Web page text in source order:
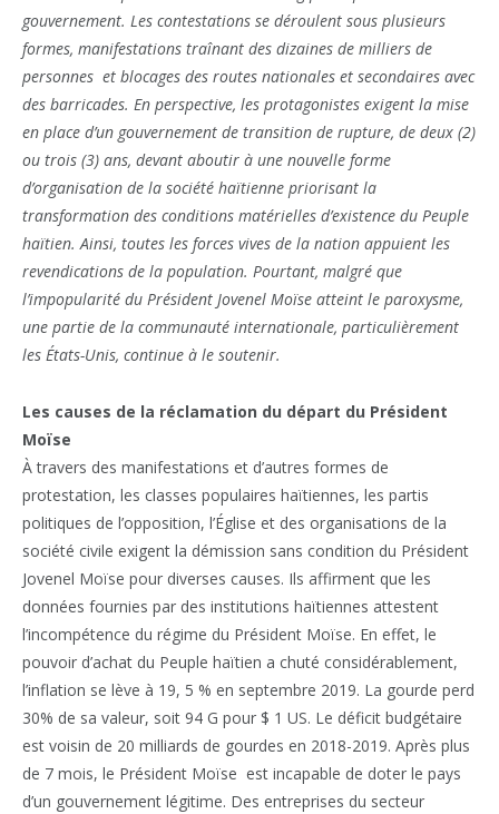
gouvernement. Les contestations se déroulent sous plusieurs
formes, manifestations traînant des dizaines de milliers de
personnes et blocages des routes nationales et secondaires avec
des barricades. En perspective, les protagonistes exigent la mise
en place d’un gouvernement de transition de rupture, de deux (2)
ou trois (3) ans, devant aboutir à une nouvelle forme
d’organisation de la société haïtienne priorisant la
transformation des conditions matérielles d’existence du Peuple
haïtien. Ainsi, toutes les forces vives de la nation appuient les
revendications de la population. Pourtant, malgré que
l’impopularité du Président Jovenel Moïse atteint le paroxysme,
une partie de la communauté internationale, particulièrement
les États-Unis, continue à le soutenir.
Les causes de la réclamation du départ du Président
Moïse
À travers des manifestations et d’autres formes de
protestation, les classes populaires haïtiennes, les partis
politiques de l’opposition, l’Église et des organisations de la
société civile exigent la démission sans condition du Président
Jovenel Moïse pour diverses causes. Ils affirment que les
données fournies par des institutions haïtiennes attestent
l’incompétence du régime du Président Moïse. En effet, le
pouvoir d’achat du Peuple haïtien a chuté considérablement,
l’inflation se lève à 19, 5 % en septembre 2019. La gourde perd
30% de sa valeur, soit 94 G pour $ 1 US. Le déficit budgétaire
est voisin de 20 milliards de gourdes en 2018-2019. Après plus
de 7 mois, le Président Moïse est incapable de doter le pays
d’un gouvernement légitime. Des entreprises du secteur